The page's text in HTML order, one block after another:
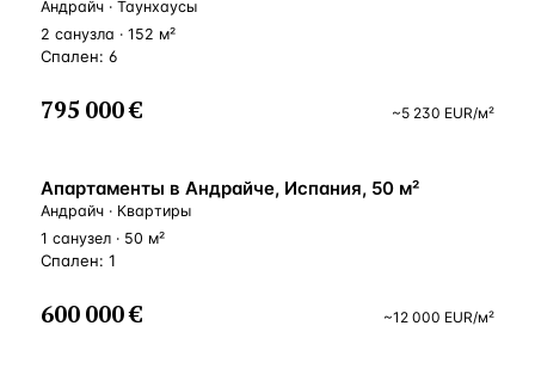
Андрайч · Таунхаусы
2 санузла · 152 м²
Спален: 6
795 000 € ~5 230 EUR/м²
ВНЖ
Апартаменты в Андрайче, Испания, 50 м²
Андрайч · Квартиры
1 санузел · 50 м²
Спален: 1
600 000 € ~12 000 EUR/м²